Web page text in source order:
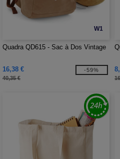
W1
Quadra QD615 - Sac à Dos Vintage
16,38 €
40,35 €
-59%